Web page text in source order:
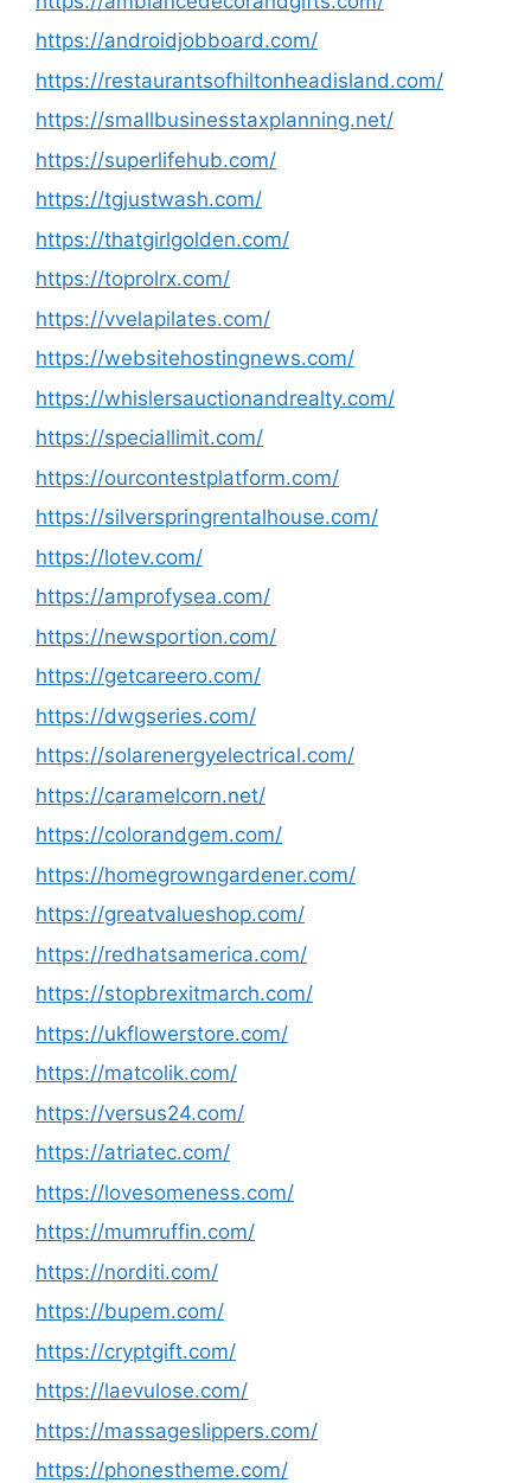
https://androidjobboard.com/
https://restaurantsofhiltonheadisland.com/
https://smallbusinesstaxplanning.net/
https://superlifehub.com/
https://tgjustwash.com/
https://thatgirlgolden.com/
https://toprolrx.com/
https://vvelapilates.com/
https://websitehostingnews.com/
https://whislersauctionandrealty.com/
https://speciallimit.com/
https://ourcontestplatform.com/
https://silverspringrentalhouse.com/
https://lotev.com/
https://amprofysea.com/
https://newsportion.com/
https://getcareero.com/
https://dwgseries.com/
https://solarenergyelectrical.com/
https://caramelcorn.net/
https://colorandgem.com/
https://homegrowngardener.com/
https://greatvalueshop.com/
https://redhatsamerica.com/
https://stopbrexitmarch.com/
https://ukflowerstore.com/
https://matcolik.com/
https://versus24.com/
https://atriatec.com/
https://lovesomeness.com/
https://mumruffin.com/
https://norditi.com/
https://bupem.com/
https://cryptgift.com/
https://laevulose.com/
https://massageslippers.com/
https://phonestheme.com/